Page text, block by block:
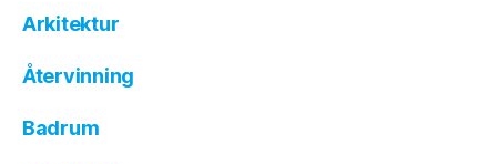
Arkitektur
Återvinning
Badrum